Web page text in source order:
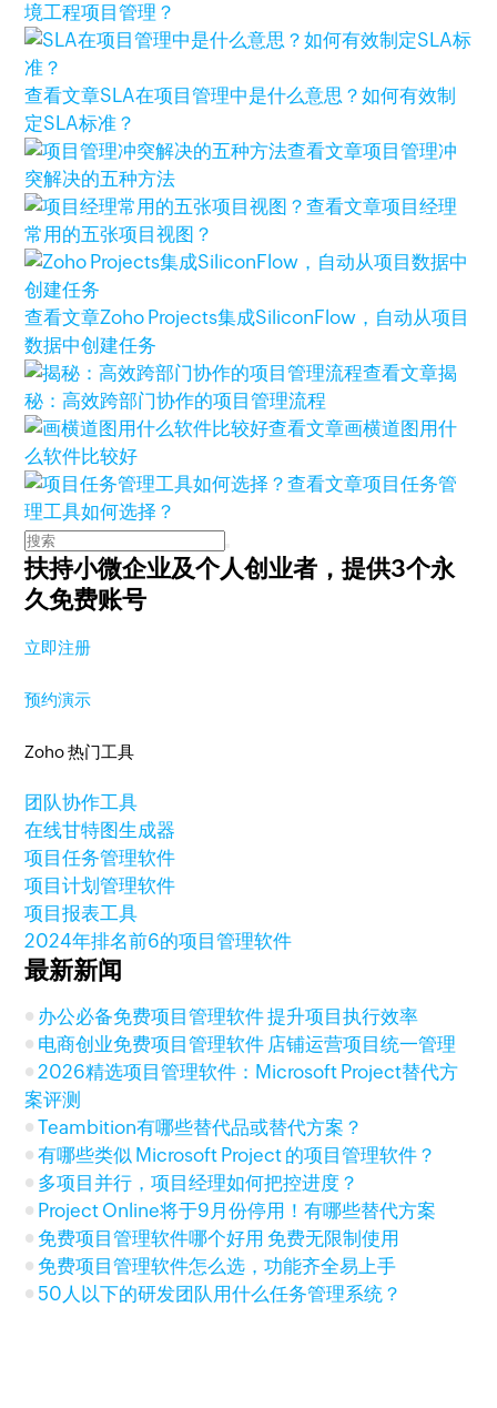
境工程项目管理？
查看文章SLA在项目管理中是什么意思？如何有效制
定SLA标准？
查看文章项目管理冲
突解决的五种方法
查看文章项目经理
常用的五张项目视图？
查看文章Zoho Projects集成SiliconFlow，自动从项目
数据中创建任务
查看文章揭
秘：高效跨部门协作的项目管理流程
查看文章画横道图用什
么软件比较好
查看文章项目任务管
理工具如何选择？
扶持小微企业及个人创业者，提供3个永
久免费账号
立即注册
预约演示
Zoho 热门工具
团队协作工具
在线甘特图生成器
项目任务管理软件
项目计划管理软件
项目报表工具
2024年排名前6的项目管理软件
最新新闻
办公必备免费项目管理软件 提升项目执行效率
电商创业免费项目管理软件 店铺运营项目统一管理
2026精选项目管理软件：Microsoft Project替代方
案评测
Teambition有哪些替代品或替代方案？
有哪些类似 Microsoft Project 的项目管理软件？
多项目并行，项目经理如何把控进度？
Project Online将于9月份停用！有哪些替代方案
免费项目管理软件哪个好用 免费无限制使用
免费项目管理软件怎么选，功能齐全易上手
50人以下的研发团队用什么任务管理系统？